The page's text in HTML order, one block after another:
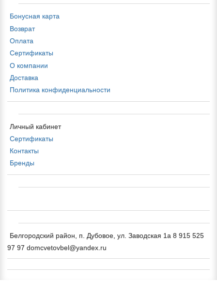
Бонусная карта
Возврат
Оплата
Сертификаты
О компании
Доставка
Политика конфиденциальности
Личный кабинет
Сертификаты
Контакты
Бренды
Белгородский район, п. Дубовое, ул. Заводская 1а 8 915 525
97 97 domcvetovbel@yandex.ru